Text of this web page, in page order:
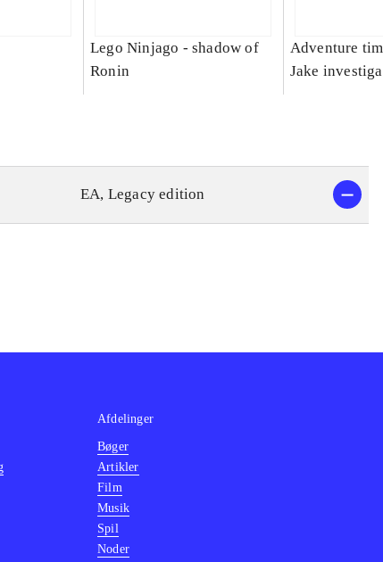
Lego Ninjago - shadow of
Ronin
Adventure
Jake
EA, Legacy edition
Afdelinger
Bøger
Artikler
Film
Musik
Spil
Noder